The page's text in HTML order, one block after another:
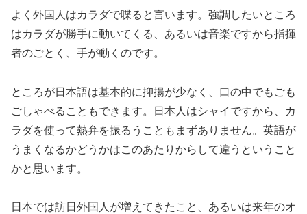
よく外国人はカラダで喋ると言います。強調したいところ
はカラダが勝手に動いてくる、あるいは音楽ですから指揮
者のごとく、手が動くのです。
ところが日本語は基本的に抑揚が少なく、口の中でもごも
ごしゃべることもできます。日本人はシャイですから、カ
ラダを使って熱弁を振るうこともまずありません。英語が
うまくなるかどうかはこのあたりからして違うということ
かと思います。
日本では訪日外国人が増えてきたこと、あるいは来年のオ